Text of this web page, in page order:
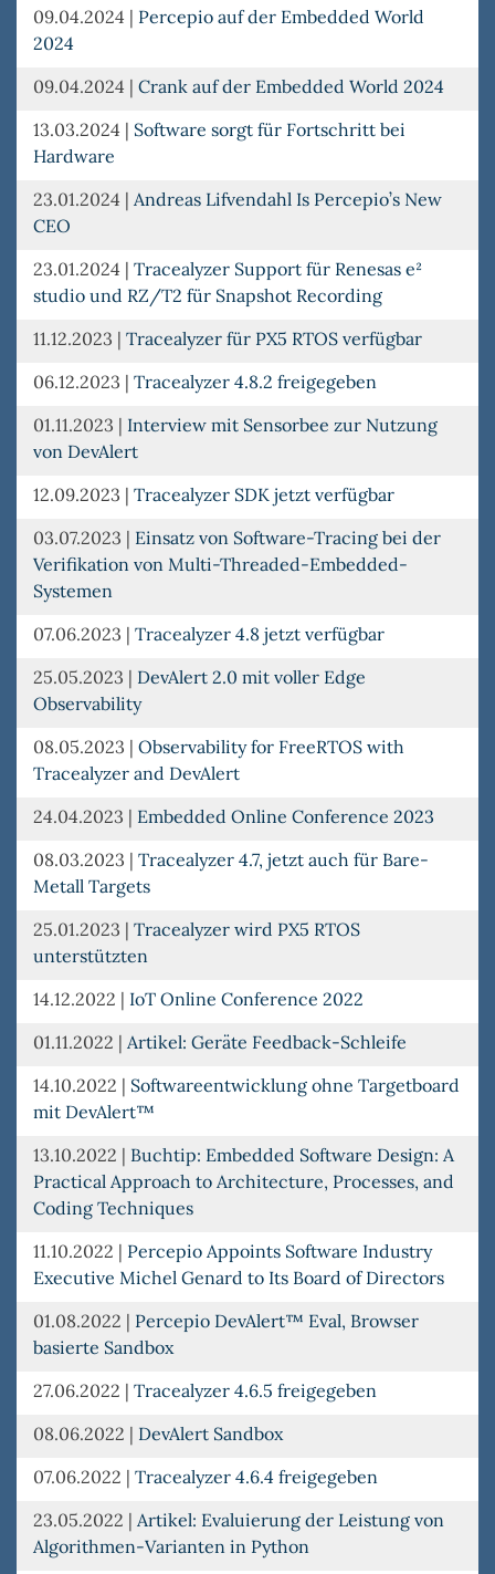
09.04.2024 | Percepio auf der Embedded World
2024
09.04.2024 | Crank auf der Embedded World 2024
13.03.2024 | Software sorgt für Fortschritt bei
Hardware
23.01.2024 | Andreas Lifvendahl Is Percepio’s New
CEO
23.01.2024 | Tracealyzer Support für Renesas e²
studio und RZ/T2 für Snapshot Recording
11.12.2023 | Tracealyzer für PX5 RTOS verfügbar
06.12.2023 | Tracealyzer 4.8.2 freigegeben
01.11.2023 | Interview mit Sensorbee zur Nutzung
von DevAlert
12.09.2023 | Tracealyzer SDK jetzt verfügbar
03.07.2023 | Einsatz von Software-Tracing bei der
Verifikation von Multi-Threaded-Embedded-
Systemen
07.06.2023 | Tracealyzer 4.8 jetzt verfügbar
25.05.2023 | DevAlert 2.0 mit voller Edge
Observability
08.05.2023 | Observability for FreeRTOS with
Tracealyzer and DevAlert
24.04.2023 | Embedded Online Conference 2023
08.03.2023 | Tracealyzer 4.7, jetzt auch für Bare-
Metall Targets
25.01.2023 | Tracealyzer wird PX5 RTOS
unterstützten
14.12.2022 | IoT Online Conference 2022
01.11.2022 | Artikel: Geräte Feedback-Schleife
14.10.2022 | Softwareentwicklung ohne Targetboard
mit DevAlert™
13.10.2022 | Buchtip: Embedded Software Design: A
Practical Approach to Architecture, Processes, and
Coding Techniques
11.10.2022 | Percepio Appoints Software Industry
Executive Michel Genard to Its Board of Directors
01.08.2022 | Percepio DevAlert™ Eval, Browser
basierte Sandbox
27.06.2022 | Tracealyzer 4.6.5 freigegeben
08.06.2022 | DevAlert Sandbox
07.06.2022 | Tracealyzer 4.6.4 freigegeben
23.05.2022 | Artikel: Evaluierung der Leistung von
Algorithmen-Varianten in Python